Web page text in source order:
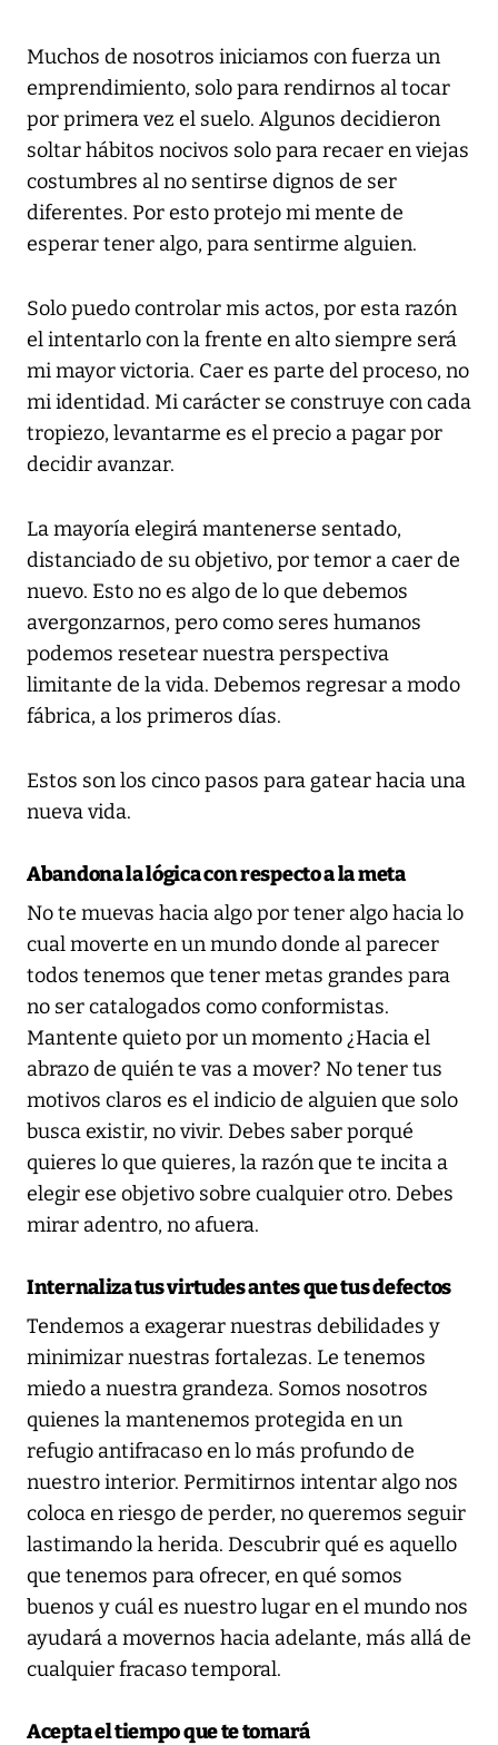
Muchos de nosotros iniciamos con fuerza un
emprendimiento, solo para rendirnos al tocar
por primera vez el suelo. Algunos decidieron
soltar hábitos nocivos solo para recaer en viejas
costumbres al no sentirse dignos de ser
diferentes. Por esto protejo mi mente de
esperar tener algo, para sentirme alguien.
Solo puedo controlar mis actos, por esta razón
el intentarlo con la frente en alto siempre será
mi mayor victoria. Caer es parte del proceso, no
mi identidad. Mi carácter se construye con cada
tropiezo, levantarme es el precio a pagar por
decidir avanzar.
La mayoría elegirá mantenerse sentado,
distanciado de su objetivo, por temor a caer de
nuevo. Esto no es algo de lo que debemos
avergonzarnos, pero como seres humanos
podemos resetear nuestra perspectiva
limitante de la vida. Debemos regresar a modo
fábrica, a los primeros días.
Estos son los cinco pasos para gatear hacia una
nueva vida.
Abandona la lógica con respecto a la meta
No te muevas hacia algo por tener algo hacia lo
cual moverte en un mundo donde al parecer
todos tenemos que tener metas grandes para
no ser catalogados como conformistas.
Mantente quieto por un momento ¿Hacia el
abrazo de quién te vas a mover? No tener tus
motivos claros es el indicio de alguien que solo
busca existir, no vivir. Debes saber porqué
quieres lo que quieres, la razón que te incita a
elegir ese objetivo sobre cualquier otro. Debes
mirar adentro, no afuera.
Internaliza tus virtudes antes que tus defectos
Tendemos a exagerar nuestras debilidades y
minimizar nuestras fortalezas. Le tenemos
miedo a nuestra grandeza. Somos nosotros
quienes la mantenemos protegida en un
refugio antifracaso en lo más profundo de
nuestro interior. Permitirnos intentar algo nos
coloca en riesgo de perder, no queremos seguir
lastimando la herida. Descubrir qué es aquello
que tenemos para ofrecer, en qué somos
buenos y cuál es nuestro lugar en el mundo nos
ayudará a movernos hacia adelante, más allá de
cualquier fracaso temporal.
Acepta el tiempo que te tomará